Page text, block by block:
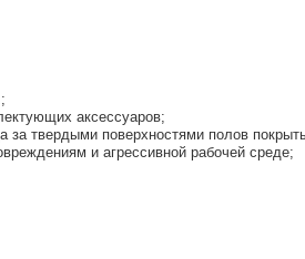
аксессуаров;
за твердыми поверхностями полов
и агрессивной рабочей среде;